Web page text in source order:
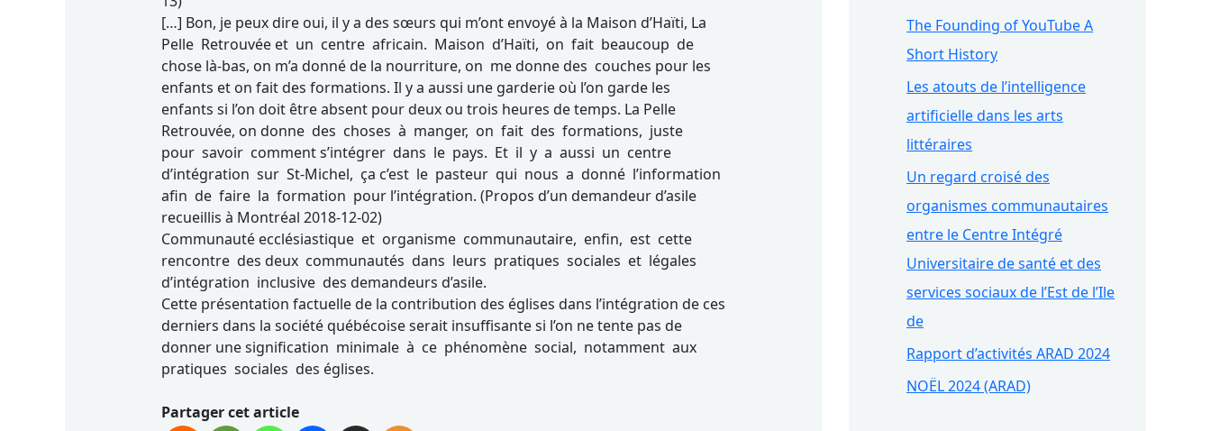
[…] Bon, je peux dire oui, il y a des sœurs qui m’ont envoyé à la Maison d’Haïti, La
Pelle Retrouvée et un centre africain. Maison d’Haïti, on fait beaucoup de
chose là-bas, on m’a donné de la nourriture, on me donne des couches pour les
enfants et on fait des formations. Il y a aussi une garderie où l’on garde les
enfants si l’on doit être absent pour deux ou trois heures de temps. La Pelle
Retrouvée, on donne des choses à manger, on fait des formations, juste
pour savoir comment s’intégrer dans le pays. Et il y a aussi un centre
d’intégration sur St-Michel, ça c’est le pasteur qui nous a donné l’information
afin de faire la formation pour l’intégration. (Propos d’un demandeur d’asile
recueillis à Montréal 2018-12-02)
Communauté ecclésiastique et organisme communautaire, enfin, est cette
rencontre des deux communautés dans leurs pratiques sociales et légales
d’intégration inclusive des demandeurs d’asile.
Cette présentation factuelle de la contribution des églises dans l’intégration de ces
derniers dans la société québécoise serait insuffisante si l’on ne tente pas de
donner une signification minimale à ce phénomène social, notamment aux
pratiques sociales des églises.
Partager cet article
The Founding of YouTube A
Short History
Les atouts de l’intelligence
artificielle dans les arts
littéraires
Un regard croisé des
organismes communautaires
entre le Centre Intégré
Universitaire de santé et des
services sociaux de l’Est de l’Ile
de
Rapport d’activités ARAD 2024
NOËL 2024 (ARAD)